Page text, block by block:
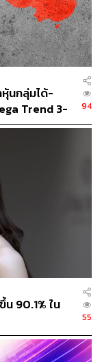
WEALTH
านอยู่แล้วได้เลย
จีน
165
หุ้นกลุ่มได้-
Trend 3-
94
น 90.1% ใน
55